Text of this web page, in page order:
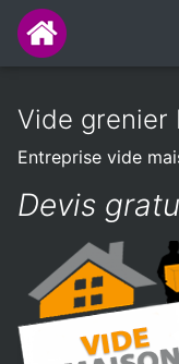
Vide grenier
Entreprise vide
Devis